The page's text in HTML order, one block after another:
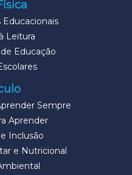
Educacionais
Leitura
Educação
Sempre
Aprender
Inclusão
e Nutricional